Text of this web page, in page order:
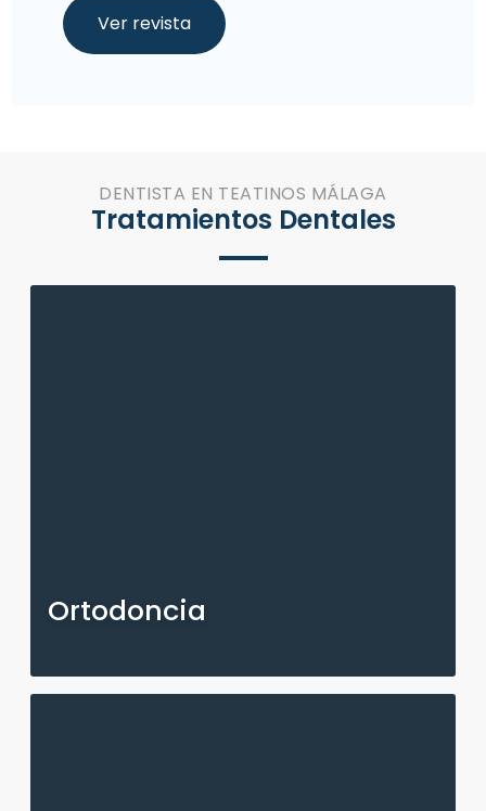
Ver revista
DENTISTA EN TEATINOS MÁLAGA
Tratamientos Dentales
Ortodoncia